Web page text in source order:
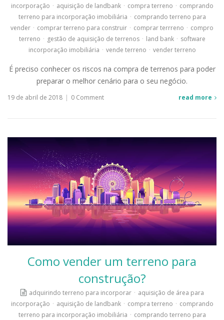
incorporação · aquisição de landbank · compra terreno · comprando
terreno para incorporação imobiliária · comprando terreno para
vender · comprar terreno para construir · comprar terrreno · compro
terreno · gestão de aquisição de terrenos · land bank · software
incorporação imobiliária · vende terreno · vender terreno
É preciso conhecer os riscos na compra de terrenos para poder
preparar o melhor cenário para o seu negócio.
19 de abril de 2018 | 0 Comment read more
Como vender um terreno para
construção?
adquirindo terreno para incorporar · aquisição de área para
incorporação · aquisição de landbank · compra terreno · comprando
terreno para incorporação imobiliária · comprando terreno para